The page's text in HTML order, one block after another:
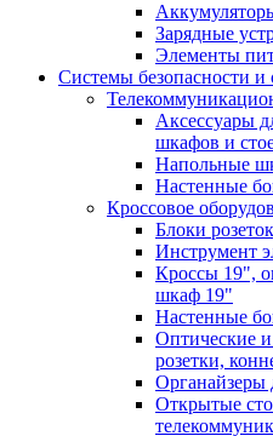
Зарядные
Элементы
Системы безопасности и
Аксессуары
шкафов и
Напольные
Настенные
Кроссовое
Блоки
Инструмент
Кроссы 19",
шкаф 19"
Настенные
Оптические
розетки,
Органайзеры
Открытые